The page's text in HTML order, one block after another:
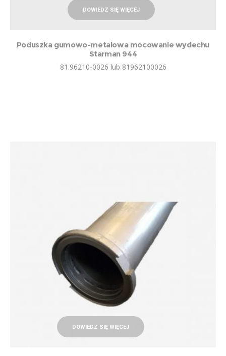
DOWIEDZ SIĘ WIĘCEJ
Poduszka gumowo-metalowa mocowanie wydechu
Starman 944
81.96210-0026 lub 81962100026
DOWIEDZ SIĘ WIĘCEJ